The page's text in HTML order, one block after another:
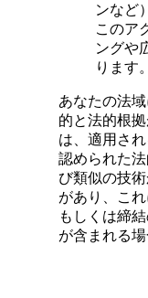
ンなど
このア
ングや
ります。
あなたの法
的と法的根
は、適用さ
認められた
び類似の技
があり、こ
もしくは締
が含まれる場